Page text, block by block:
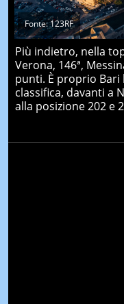
Fonte: 123RF
Più indietro, nella
Verona, 146ª,
punti. È proprio Bari
classifica, davanti a
alla posizione 202 e